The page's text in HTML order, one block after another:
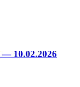
— 10.02.2026